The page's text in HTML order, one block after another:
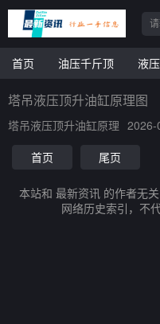
首页 油压千斤顶 液
塔吊液压顶升油缸原理图
塔吊液压顶升油缸原理 2026-
首页
尾页
本站和 最新资讯 的作者无
网络历史索引，不